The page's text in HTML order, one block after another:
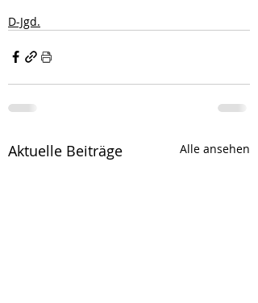
D-Jgd.
Aktuelle Beiträge Alle ansehen